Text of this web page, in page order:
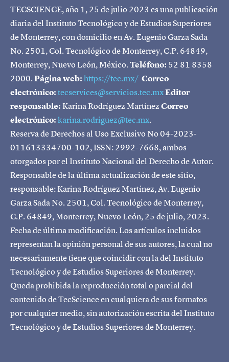
TECSCIENCE, año 1, 25 de julio 2023 es una publicación
diaria del Instituto Tecnológico y de Estudios Superiores
de Monterrey, con domicilio en Av. Eugenio Garza Sada
No. 2501, Col. Tecnológico de Monterrey, C.P. 64849,
Monterrey, Nuevo León, México.Teléfono: 52 81 8358
2000.Página web:https://tec.mx/ Correo
electrónico:tecservices@servicios.tec.mxEditor
responsable:Karina Rodríguez MartínezCorreo
electrónico:karina.rodriguez@tec.mx.
Reserva de Derechos al Uso Exclusivo No 04-2023-
011613334700-102, ISSN: 2992-7668, ambos
otorgados por el Instituto Nacional del Derecho de Autor.
Responsable de la última actualización de este sitio,
responsable: Karina Rodríguez Martínez, Av. Eugenio
Garza Sada No. 2501, Col. Tecnológico de Monterrey,
C.P. 64849, Monterrey, Nuevo León, 25 de julio, 2023.
Fecha de última modificación. Los artículos incluidos
representan la opinión personal de sus autores, la cual no
necesariamente tiene que coincidir con la del Instituto
Tecnológico y de Estudios Superiores de Monterrey.
Queda prohibida la reproducción total o parcial del
contenido de TecScience en cualquiera de sus formatos
por cualquier medio, sin autorización escrita del Instituto
Tecnológico y de Estudios Superiores de Monterrey.